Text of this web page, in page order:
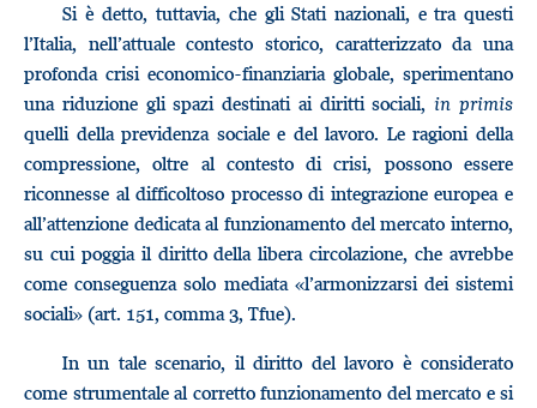
Si è detto, tuttavia, che gli Stati nazionali, e tra questi
l’Italia, nell’attuale contesto storico, caratterizzato da una
profonda crisi economico-finanziaria globale, sperimentano
una riduzione gli spazi destinati ai diritti sociali,in primis
quelli della previdenza sociale e del lavoro. Le ragioni della
compressione, oltre al contesto di crisi, possono essere
riconnesse al difficoltoso processo di integrazione europea e
all’attenzione dedicata al funzionamento del mercato interno,
su cui poggia il diritto della libera circolazione, che avrebbe
come conseguenza solo mediata «l’armonizzarsi dei sistemi
sociali» (art. 151, comma 3, Tfue).
In un tale scenario, il diritto del lavoro è considerato
come strumentale al corretto funzionamento del mercato e si